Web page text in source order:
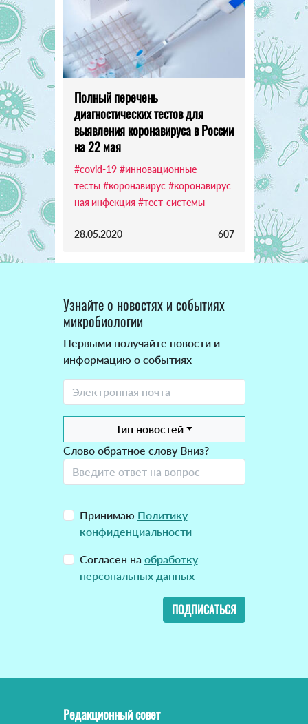
Полный перечень
диагностических тестов для
выявления коронавируса в России
на 22 мая
#covid-19 #инновационные
тесты #коронавирус #коронавирус
ная инфекция #тест-системы
28.05.2020 607
Узнайте о новостях и событиях
микробиологии
Первыми получайте новости и
информацию о событиях
Тип новостей
Слово обратное слову Вниз?
Принимаю Политику
конфиденциальности
Согласен на обработку
персональных данных
ПОДПИСАТЬСЯ
Редакционный совет